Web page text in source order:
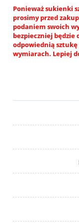
Ponieważ sukienki
prosimy przed
podaniem swoich
bezpieczniej
odpowiednią
wymiarach. Lepiej